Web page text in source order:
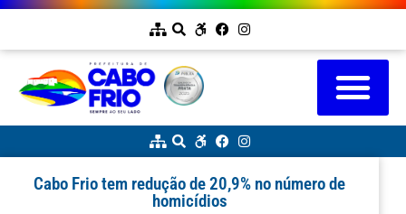
Cabo Frio tem redução de 20,9% no número de
homicídios